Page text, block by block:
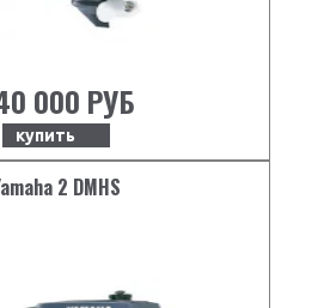
761
000 РУБ
купить
2 DMHS